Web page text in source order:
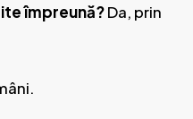
împreună?Da, prin